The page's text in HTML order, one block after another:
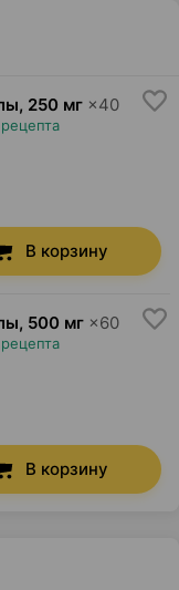
, 250 мг ×40
В корзину
, 500 мг ×60
В корзину